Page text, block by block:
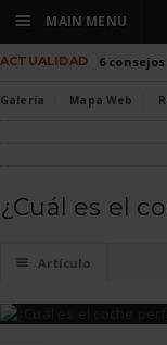
ACTUALIDAD 6
Galería Mapa Web
¿Cuál es el
☰ Artículo
☰ MAIN MENU